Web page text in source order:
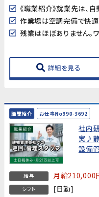
詳細を見る
職業紹介 お仕事No990-3692
社内
実♪静
設備
給与 月給210,000
シフト [日勤]